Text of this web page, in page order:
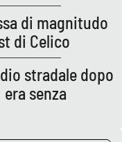
di magnitudo
di Celico
stradale dopo
senza